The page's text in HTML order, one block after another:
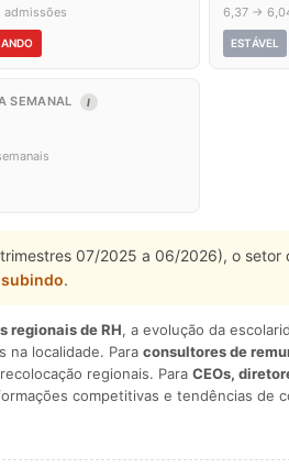
6,37 →
ESTÁVEL
SEMANAL I
07/2025 a 06/2026), o setor
.
regionais de RH, a evolução da
na localidade. Para consultores de
regionais. Para CEOs,
competitivas e tendências de